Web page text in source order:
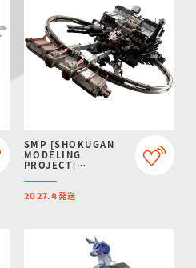
SMP [SHOKUGAN
MODELING
PROJECT]
FIRES OF RUBICON
AAP07:
2027.4発送